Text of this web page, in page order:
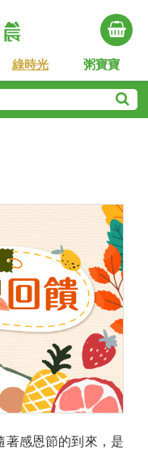
綠時光 粥寶寶
著感恩節的到來，是